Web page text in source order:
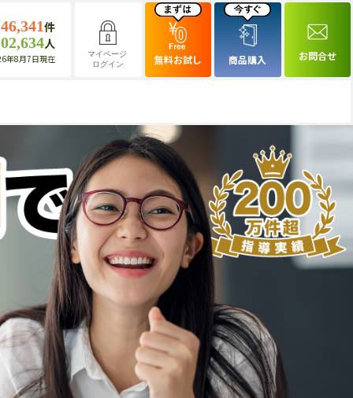
件
人
年8月7日現在
マイページ
ログイン
無料お試し 商品購入 お問合せ